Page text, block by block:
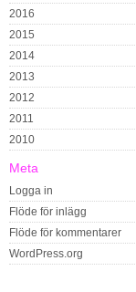
2016
2015
2014
2013
2012
2011
2010
Meta
Logga in
Flöde för inlägg
Flöde för kommentarer
WordPress.org